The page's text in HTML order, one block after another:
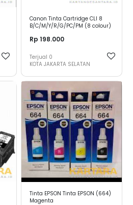
Canon Tinta Cartridge CLI 8
B/C/M/Y/R/G/PC/PM (8 colour)
Rp 198.000
Terjual 0
KOTA JAKARTA SELATAN
Tinta EPSON Tinta EPSON (664)
Magenta